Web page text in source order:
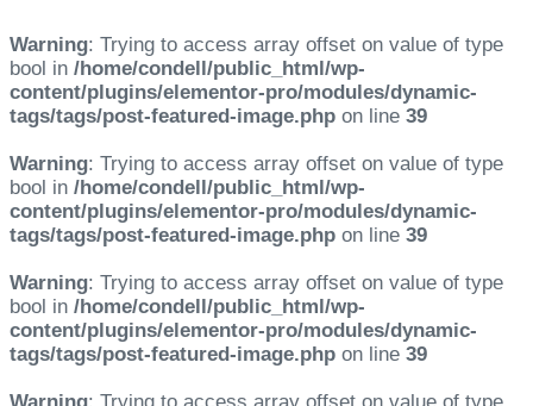
Warning: Trying to access array offset on value of type
bool in /home/condell/public_html/wp-
content/plugins/elementor-pro/modules/dynamic-
tags/tags/post-featured-image.php on line 39
Warning: Trying to access array offset on value of type
bool in /home/condell/public_html/wp-
content/plugins/elementor-pro/modules/dynamic-
tags/tags/post-featured-image.php on line 39
Warning: Trying to access array offset on value of type
bool in /home/condell/public_html/wp-
content/plugins/elementor-pro/modules/dynamic-
tags/tags/post-featured-image.php on line 39